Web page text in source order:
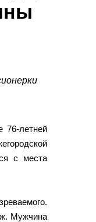
76-летней
с места
Мужчина